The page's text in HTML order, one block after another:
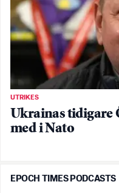
UTRIKES
Ukrainas tidigare
med i Nato
EPOCH TIMES PODCASTS